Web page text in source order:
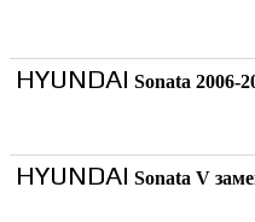
HYUNDAI Sonata 2006-
HYUNDAI Sonata V